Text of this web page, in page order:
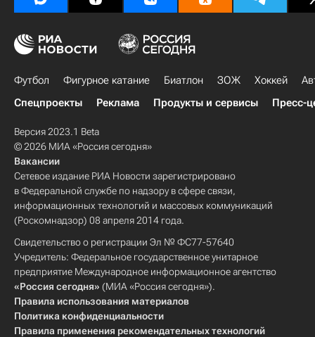
Футбол Фигурное катание Биатлон ЗОЖ Хоккей
Спецпроекты
Реклама Продукты и сервисы Пресс-
Версия 2023.1 Beta
© 2026 МИА «Россия сегодня»
Вакансии
Сетевое издание РИА Новости зарегистрировано
в Федеральной службе по надзору в сфере связи,
информационных технологий и массовых коммуникаций
(Роскомнадзор) 08 апреля 2014 года.
Свидетельство о регистрации Эл № ФС77-57640
Учредитель: Федеральное государственное унитарное
предприятие Международное информационное агентство
«Россия сегодня» (МИА «Россия сегодня»).
Правила использования материалов
Политика конфиденциальности
Правила применения рекомендательных технологий